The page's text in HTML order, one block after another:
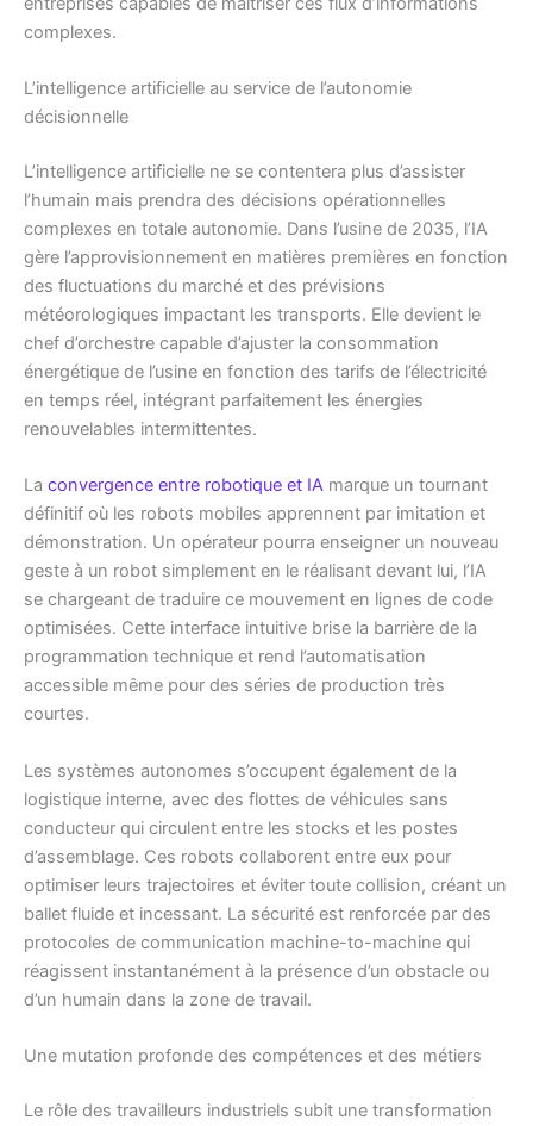
complexes.
L’intelligence artificielle au service de l’autonomie
décisionnelle
L’intelligence artificielle ne se contentera plus d’assister
l’humain mais prendra des décisions opérationnelles
complexes en totale autonomie. Dans l’usine de 2035, l’IA
gère l’approvisionnement en matières premières en fonction
des fluctuations du marché et des prévisions
météorologiques impactant les transports. Elle devient le
chef d’orchestre capable d’ajuster la consommation
énergétique de l’usine en fonction des tarifs de l’électricité
en temps réel, intégrant parfaitement les énergies
renouvelables intermittentes.
La convergence entre robotique et IA marque un tournant
définitif où les robots mobiles apprennent par imitation et
démonstration. Un opérateur pourra enseigner un nouveau
geste à un robot simplement en le réalisant devant lui, l’IA
se chargeant de traduire ce mouvement en lignes de code
optimisées. Cette interface intuitive brise la barrière de la
programmation technique et rend l’automatisation
accessible même pour des séries de production très
courtes.
Les systèmes autonomes s’occupent également de la
logistique interne, avec des flottes de véhicules sans
conducteur qui circulent entre les stocks et les postes
d’assemblage. Ces robots collaborent entre eux pour
optimiser leurs trajectoires et éviter toute collision, créant un
ballet fluide et incessant. La sécurité est renforcée par des
protocoles de communication machine-to-machine qui
réagissent instantanément à la présence d’un obstacle ou
d’un humain dans la zone de travail.
Une mutation profonde des compétences et des métiers
Le rôle des travailleurs industriels subit une transformation